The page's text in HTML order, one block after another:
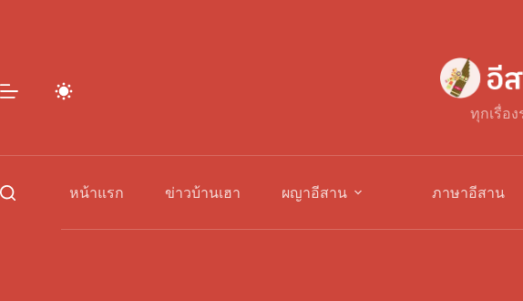
ทุกเรื่อ
หน้าแรก ข่าวบ้านเฮา ผญาอีสาน ภาษาอีสาน